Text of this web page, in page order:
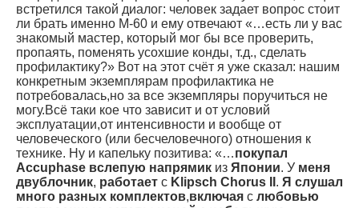
встретился такой диалог: человек задает вопрос стоит
ли брать именно М-60 и ему отвечают «…есть ли у вас
знакомый мастер, который мог бы все проверить,
пропаять, поменять усохшие конды, т.д., сделать
профилактику?» Вот на этот счёт я уже сказал: нашим
конкретным экземплярам профилактика не
потребовалась,но за все экземпляры поручиться не
могу.Всё таки кое что зависит и от условий
эксплуатации,от интенсивности и вообще от
человеческого (или бесчеловечного) отношения к
технике. Ну и капельку позитива: «…покупал
Accuphase вслепую напрямик из Японии. У меня
двублочник, работает с Klipsch Chorus II . Я слушал
много разных комплектов,включая с любовью